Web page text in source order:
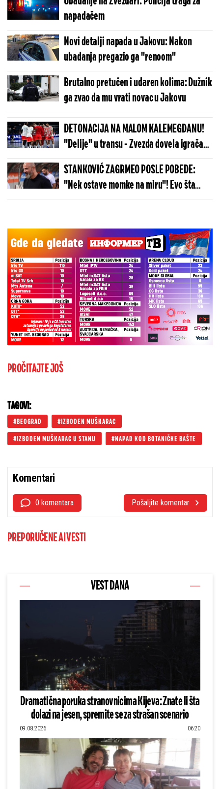
napadačem
Novi detalji napada u Jakovu: Nakon
ubadanja pregazio ga "renoom"
Brutalno pretučen i udaren kolima: Dužnik
ga zvao da mu vrati novac u Jakovu
DETONACIJA NA MALOM KALEMEGDANU!
"Delije" u transu - Zvezda dovela igrača
Real Madrida!
STANKOVIĆ ZAGRMEO POSLE POBEDE:
"Nek ostave momke na miru"! Evo šta
kaže o isključenju golmana!
PROČITAJTE JOŠ
TAGOVI:
BEOGRAD IZBODEN MUŠKARAC
IZBODEN MUŠKARAC U STANU NAPAD KOD BOTANIČKE BAŠTE
Komentari
0 komentara Pošaljite komentar
PREPORUČENE AI VESTI
VEST DANA
Dramatična poruka stranovnicima Kijeva: Znate li šta
dolazi na jesen, spremite se za strašan scenario
09.08.2026 06:20